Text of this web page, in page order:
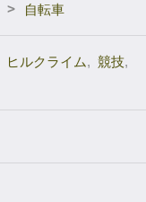
> 自転車
ヒルクライム, 競技,